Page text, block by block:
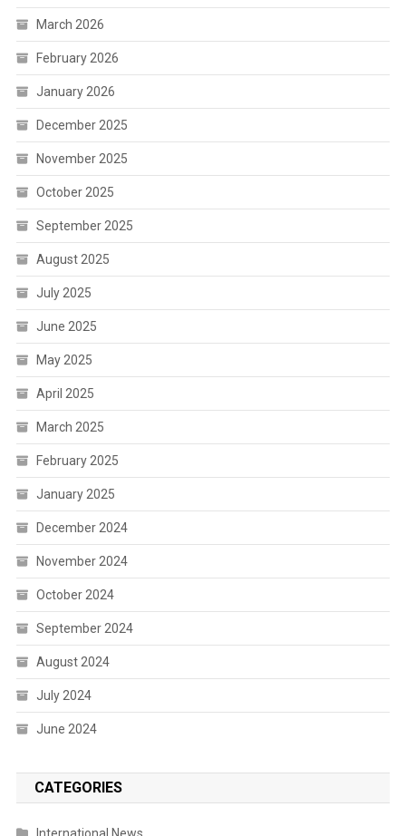
March 2026
February 2026
January 2026
December 2025
November 2025
October 2025
September 2025
August 2025
July 2025
June 2025
May 2025
April 2025
March 2025
February 2025
January 2025
December 2024
November 2024
October 2024
September 2024
August 2024
July 2024
June 2024
CATEGORIES
International News